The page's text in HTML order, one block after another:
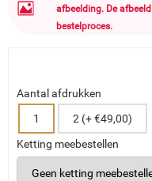
afbeelding. De
bestelproces.
Aantal afdrukken
1
2 (+ €49,00)
Ketting meebestellen